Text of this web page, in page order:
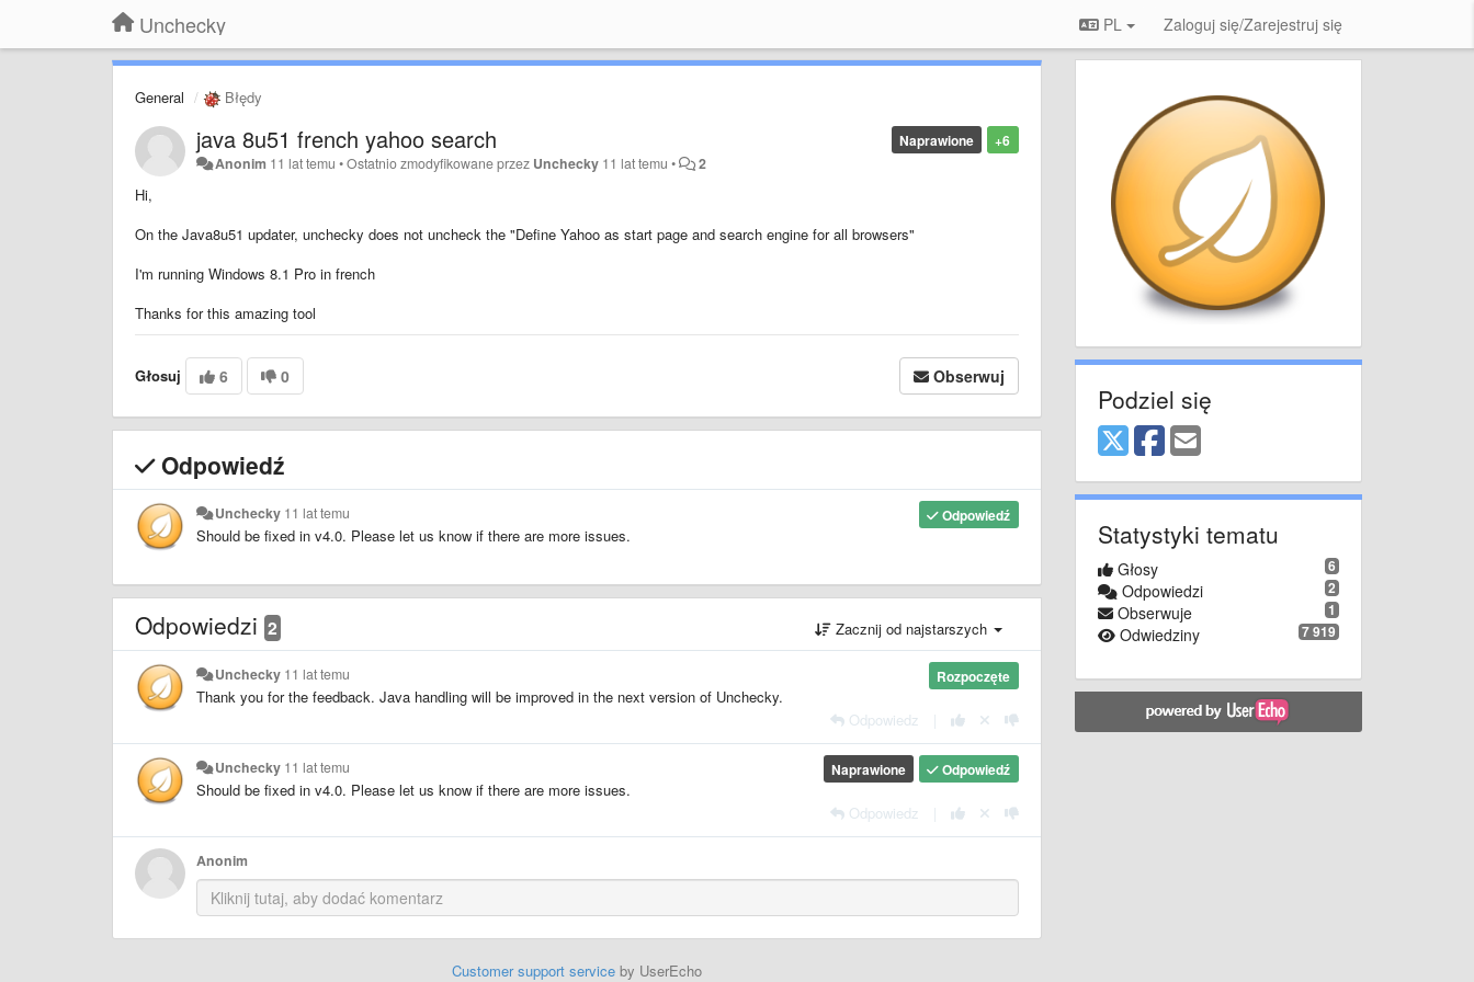
Unchecky PL Zaloguj się/Zarejestruj się
General Błędy
+6
Naprawione
java 8u51 french yahoo search
Anonim 11 lat temu •Ostatnio zmodyfikowane przez Unchecky 11 lat temu • 2
Hi,
On the Java8u51 updater, unchecky does not uncheck the "Define Yahoo as start page and search engine for all browsers"
I'm running Windows 8.1 Pro in french
Thanks for this amazing tool
Głosuj 6 0 Obserwuj
Odpowiedź
Odpowiedź
Unchecky 11 lat temu
Should be fixed in v4.0. Please let us know if there are more issues.
Odpowiedzi 2 Zacznij od najstarszych
Rozpoczęte
Unchecky 11 lat temu
Thank you for the feedback. Java handling will be improved in the next version of Unchecky.
Odpowiedz
Odpowiedź
Naprawione
Unchecky 11 lat temu
Should be fixed in v4.0. Please let us know if there are more issues.
Odpowiedz
Anonim
Customer support serviceby UserEcho
Podziel się
Statystyki tematu
6
Głosy
2
Odpowiedzi
1
Obserwuje
7 919
Odwiedziny